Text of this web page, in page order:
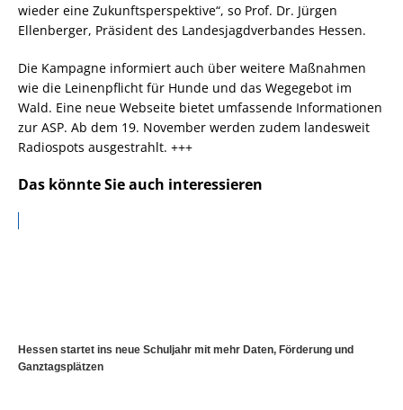
wieder eine Zukunftsperspektive“, so Prof. Dr. Jürgen
Ellenberger, Präsident des Landesjagdverbandes Hessen.
Die Kampagne informiert auch über weitere Maßnahmen
wie die Leinenpflicht für Hunde und das Wegegebot im
Wald. Eine neue Webseite bietet umfassende Informationen
zur ASP. Ab dem 19. November werden zudem landesweit
Radiospots ausgestrahlt. +++
Das könnte Sie auch interessieren
Hessen startet ins neue Schuljahr mit mehr Daten, Förderung und
Ganztagsplätzen